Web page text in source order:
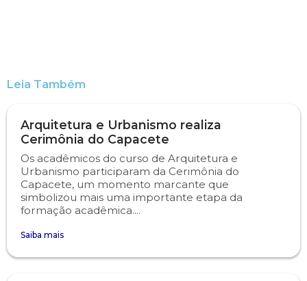
Leia Também
Arquitetura e Urbanismo realiza
Cerimônia do Capacete
Os acadêmicos do curso de Arquitetura e
Urbanismo participaram da Cerimônia do
Capacete, um momento marcante que
simbolizou mais uma importante etapa da
formação acadêmica....
Saiba mais
Engenharia Elétrica
Fisioterapia
Medicina
Medicina Veterinária
Horário de Aulas
Manual de Formatura
Manual de Trabalhos Acadêmicos
Minha Biblioteca
Núcleo de Apoio Psicopedagógico
Extensão
Logos Campo Real
NAPP e NAPC
Portal do Egresso